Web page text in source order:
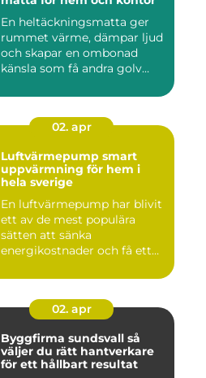
En heltäckningsmatta ger
rummet värme, dämpar ljud
och skapar en ombonad
känsla som få andra golv
02. apr
Luftvärmepump smart
uppvärmning för hem i
hela sverige
En luftvärmepump har blivit
ett av de mest populära
sätten att sänka
energikostnader och få ett
02. apr
Byggfirma sundsvall så
väljer du rätt hantverkare
för ett hållbart resultat